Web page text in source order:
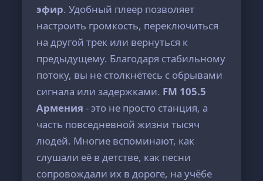
эфир. Удобный плеер позволяет
настроить громкость, переключиться
на другой трек или вернуться к
предыдущему. Благодаря стабильному
потоку, вы не столкнётесь с обрывами
сигнала или задержками. FM 105.5
Армения - это не просто станция, а
часть повседневной жизни тысяч
людей. Многие вспоминают, как
слушали её в детстве, как песни
сопровождали их в дороге, на учёбе